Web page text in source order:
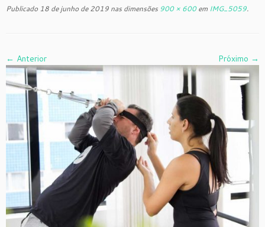
Publicado 18 de junho de 2019 nas dimensões 900 × 600em IMG_5059.
← Anterior Próximo →